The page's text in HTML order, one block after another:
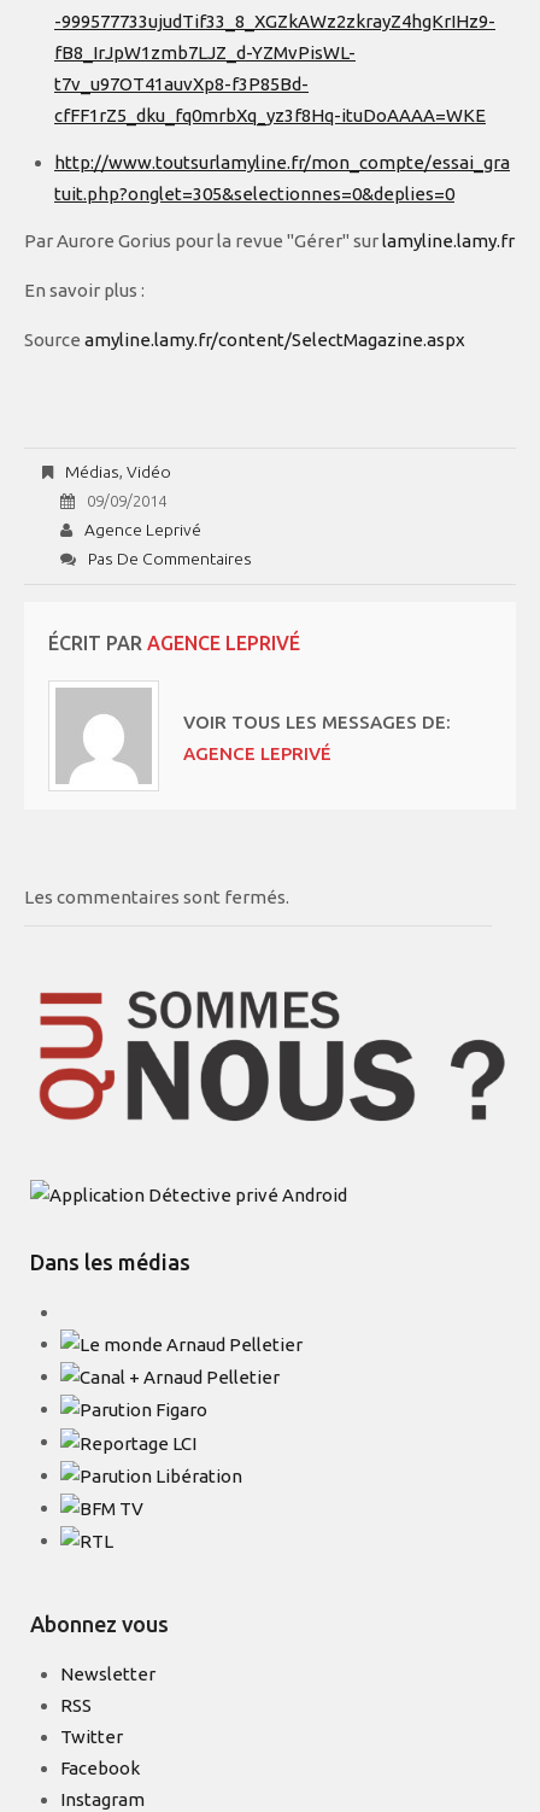
-999577733ujudTif33_8_XGZkAWz2zkrayZ4hgKrIHz9-
fB8_IrJpW1zmb7LJZ_d-YZMvPisWL-
t7v_u97OT41auvXp8-f3P85Bd-
cfFF1rZ5_dku_fq0mrbXq_yz3f8Hq-ituDoAAAA=WKE
http://www.toutsurlamyline.fr/mon_compte/essai_gra
tuit.php?onglet=305&selectionnes=0&deplies=0
Par Aurore Gorius pour la revue "Gérer" surlamyline.lamy.fr
En savoir plus :
Source amyline.lamy.fr/content/SelectMagazine.aspx
Médias, Vidéo
09/09/2014
Agence Leprivé
Pas De Commentaires
ÉCRIT PAR AGENCE LEPRIVÉ
VOIR TOUS LES MESSAGES DE:
AGENCE LEPRIVÉ
Les commentaires sont fermés.
Dans les médias
Abonnez vous
Newsletter
RSS
Twitter
Facebook
Instagram